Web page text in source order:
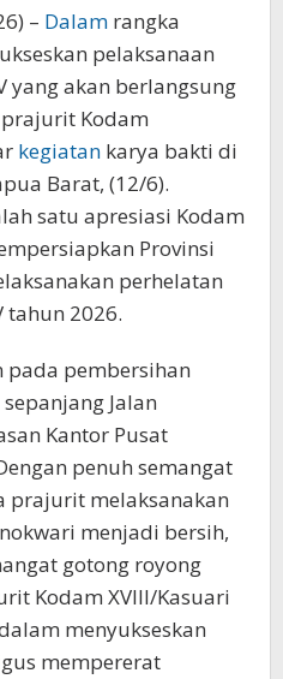
– Dalam rangka
pelaksanaan
yang akan berlangsung
prajurit Kodam
kegiatan karya bakti di
Barat, (12/6).
satu apresiasi Kodam
Provinsi
perhelatan
tahun 2026.
pada pembersihan
Jalan
Kantor Pusat
penuh semangat
prajurit melaksanakan
menjadi bersih,
gotong royong
Kodam XVIII/Kasuari
menyukseskan
mempererat